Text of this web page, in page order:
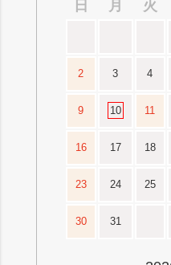
日 月 火
2 3 4
9 10 11
16 17 18
23 24 25
30 31